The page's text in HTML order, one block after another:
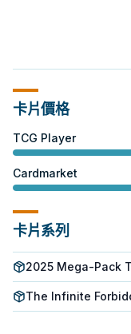
卡片價格
TCG Player
Cardmarket
卡片系列
2025 Mega-Pack
The Infinite